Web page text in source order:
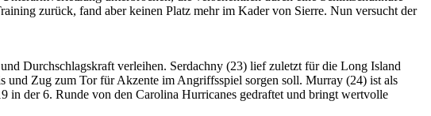
zurück, fand aber keinen Platz mehr im Kader von Sierre. Nun versucht der
Durchschlagskraft verleihen. Serdachny (23) lief zuletzt für die Long Island
und Zug zum Tor für Akzente im Angriffsspiel sorgen soll. Murray (24) ist als
in der 6. Runde von den Carolina Hurricanes gedraftet und bringt wertvolle